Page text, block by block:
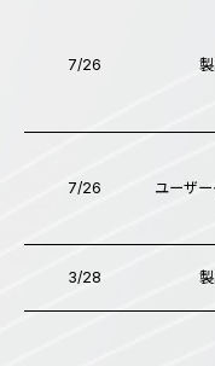
7/26
7/26 ユーザ
3/28